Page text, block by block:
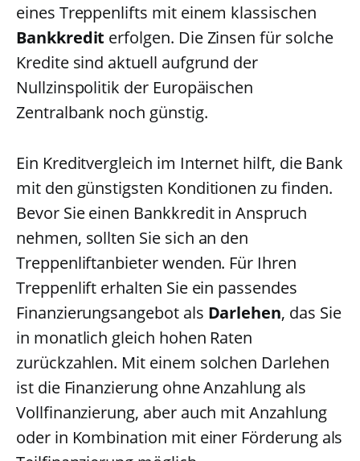
eines Treppenlifts mit einem klassischen
Bankkredit erfolgen. Die Zinsen für solche
Kredite sind aktuell aufgrund der
Nullzinspolitik der Europäischen
Zentralbank noch günstig.
Ein Kreditvergleich im Internet hilft, die Bank
mit den günstigsten Konditionen zu finden.
Bevor Sie einen Bankkredit in Anspruch
nehmen, sollten Sie sich an den
Treppenliftanbieter wenden. Für Ihren
Treppenlift erhalten Sie ein passendes
Finanzierungsangebot als Darlehen, das Sie
in monatlich gleich hohen Raten
zurückzahlen. Mit einem solchen Darlehen
ist die Finanzierung ohne Anzahlung als
Vollfinanzierung, aber auch mit Anzahlung
oder in Kombination mit einer Förderung als